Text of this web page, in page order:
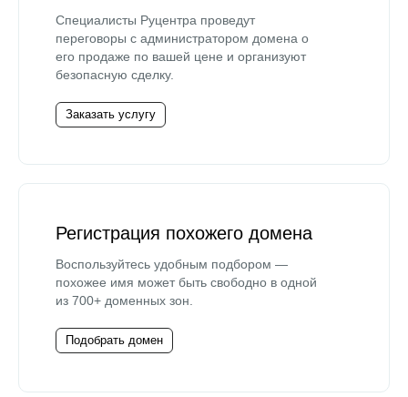
Специалисты Руцентра проведут
переговоры с администратором домена о
его продаже по вашей цене и организуют
безопасную сделку.
Заказать услугу
Регистрация похожего домена
Воспользуйтесь удобным подбором —
похожее имя может быть свободно в одной
из 700+ доменных зон.
Подобрать домен